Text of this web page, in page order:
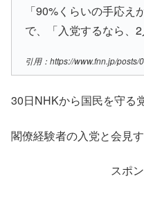
「90%くらいの手応え
で、「入党するなら、
引用：https://www.fnn.jp/
30日NHKから国民を守る
閣僚経験者の入党と会見
スポ